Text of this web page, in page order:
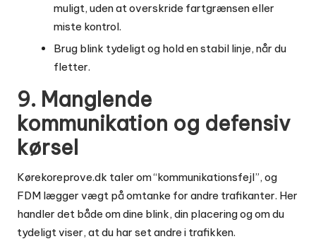
muligt, uden at overskride fartgrænsen eller
miste kontrol.
Brug blink tydeligt og hold en stabil linje, når du
fletter.
9. Manglende
kommunikation og defensiv
kørsel
Kørekoreprove.dk taler om “kommunikationsfejl”, og
FDM lægger vægt på omtanke for andre trafikanter. Her
handler det både om dine blink, din placering og om du
tydeligt viser, at du har set andre i trafikken.